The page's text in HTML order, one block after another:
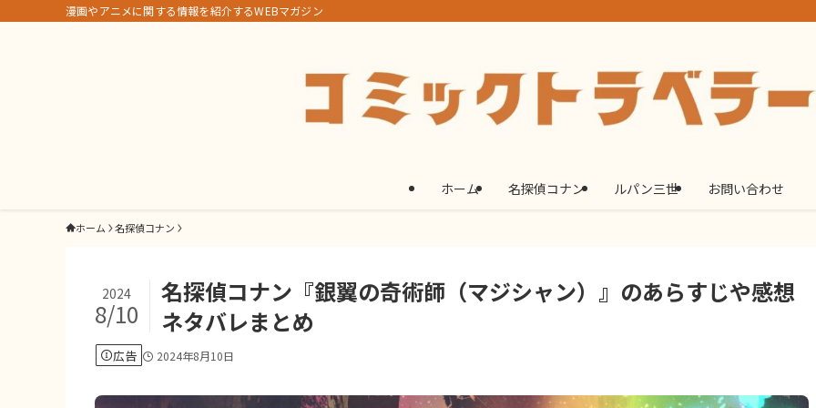
漫画やアニメに関する情報を紹介するWEBマガジン
ホーム 名探偵コナン ルパン三世 お問い合わせ
ホーム 名探偵コナン
名探偵コナン『銀翼の奇術師（マジシャン）』のあらすじや感想
ネタバレまとめ
2024
8/10
広告 2024年8月10日